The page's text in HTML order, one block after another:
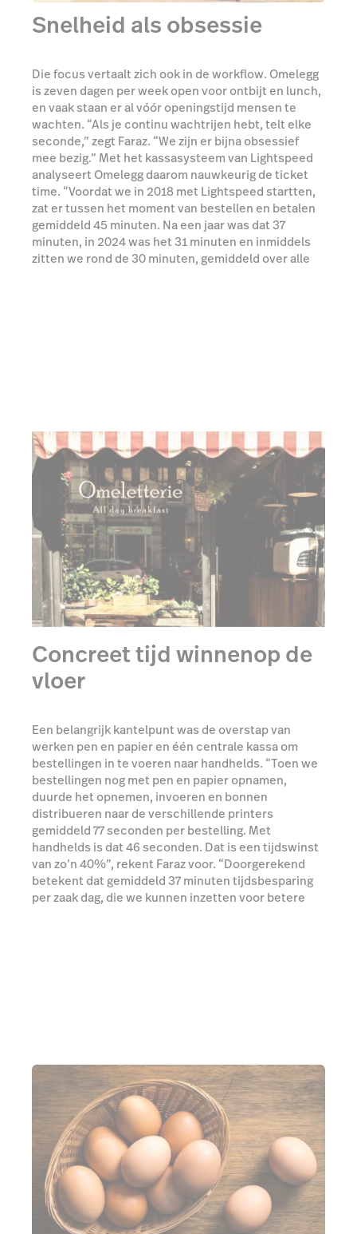
Snelheid als obsessie
Die focus vertaalt zich ook in de workflow. Omelegg
is zeven dagen per week open voor ontbijt en lunch,
en vaak staan er al vóór openingstijd mensen te
wachten. “Als je continu wachtrijen hebt, telt elke
seconde,” zegt Faraz. “We zijn er bijna obsessief
mee bezig.” Met het kassasysteem van Lightspeed
analyseert Omelegg daarom nauwkeurig de ticket
time. “Voordat we in 2018 met Lightspeed startten,
zat er tussen het moment van bestellen en betalen
gemiddeld 45 minuten. Na een jaar was dat 37
minuten, in 2024 was het 31 minuten en inmiddels
zitten we rond de 30 minuten, gemiddeld over alle
Concreet tijd winnenop de
vloer
Een belangrijk kantelpunt was de overstap van
werken pen en papier en één centrale kassa om
bestellingen in te voeren naar handhelds. “Toen we
bestellingen nog met pen en papier opnamen,
duurde het opnemen, invoeren en bonnen
distribueren naar de verschillende printers
gemiddeld 77 seconden per bestelling. Met
handhelds is dat 46 seconden. Dat is een tijdswinst
van zo’n 40%”, rekent Faraz voor. “Doorgerekend
betekent dat gemiddeld 37 minuten tijdsbesparing
per zaak dag, die we kunnen inzetten voor betere